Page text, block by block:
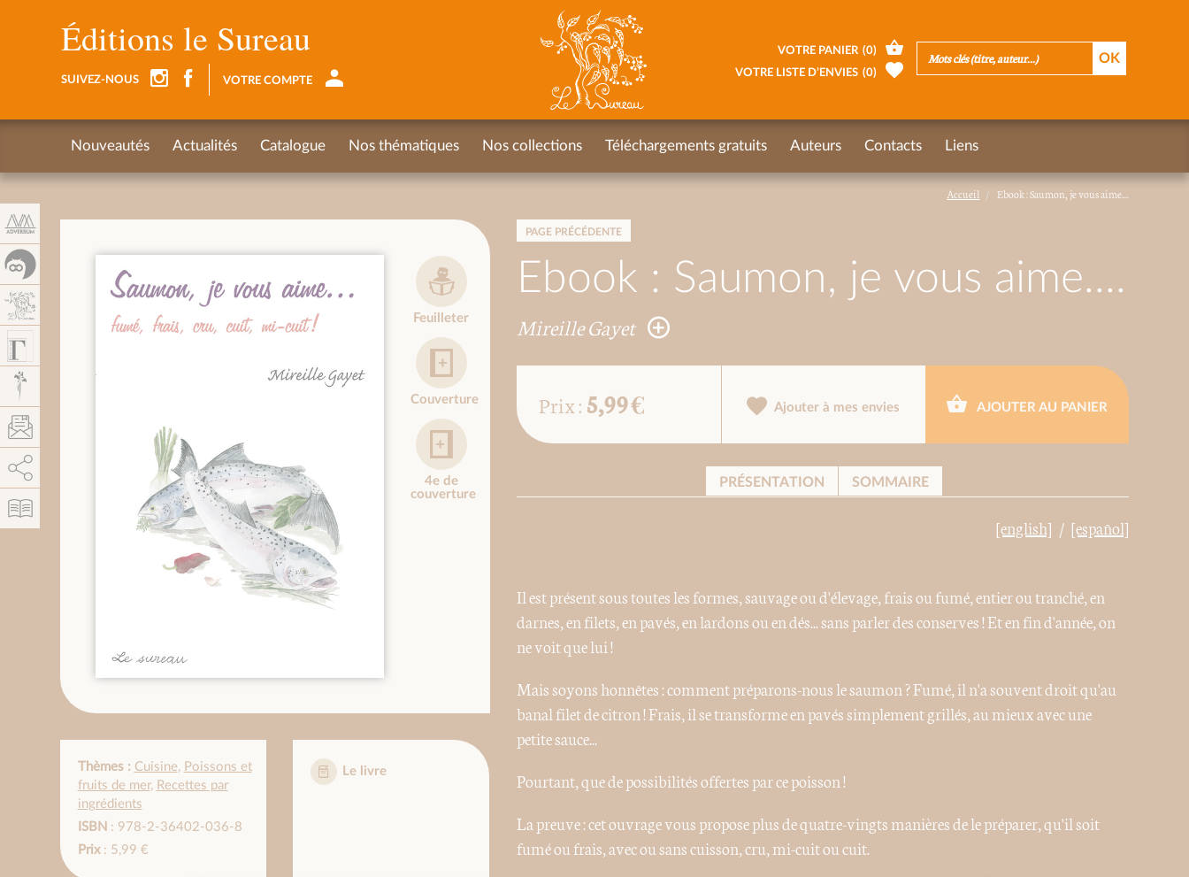
Accueil Ebook : Saumon, je vous aime....
PAGE PRÉCÉDENTE
Ebook : Saumon, je vous aime....
Mireille Gayet
Feuilleter
Couverture
4e de
couverture
Thèmes : Cuisine, Poissons et
fruits de mer, Recettes par
ingrédients
ISBN : 978-2-36402-036-8
Prix: 5,99 €
Le livre
Prix : 5,99 € Ajouter à mes envies AJOUTER AU PANIER
PRÉSENTATION SOMMAIRE
[english] [español]
Il est présent sous toutes les formes, sauvage ou d'élevage, frais ou fumé, entier ou tranché, en
darnes, en filets, en pavés, en lardons ou en dés... sans parler des conserves ! Et en fin d'année, on
ne voit que lui !
Mais soyons honnêtes : comment préparons-nous le saumon ? Fumé, il n'a souvent droit qu'au
banal filet de citron ! Frais, il se transforme en pavés simplement grillés, au mieux avec une
petite sauce...
Pourtant, que de possibilités offertes par ce poisson !
La preuve : cet ouvrage vous propose plus de quatre-vingts manières de le préparer, qu'il soit
fumé ou frais, avec ou sans cuisson, cru, mi-cuit ou cuit.
Éditions le Sureau
SUIVEZ-NOUS VOTRE COMPTE
VOTRE PANIER (0)
VOTRE LISTE D’ENVIES (0)
Nouveautés Actualités Catalogue Nos thématiques Nos collections Téléchargements gratuits Auteurs Contacts Liens
Autoriser